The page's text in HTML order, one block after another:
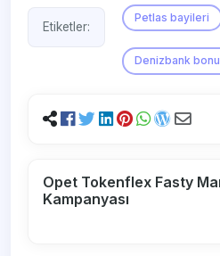
Etiketler:
Petlas bayileri
Denizbank
Opet Tokenflex Fasty
Kampanyası